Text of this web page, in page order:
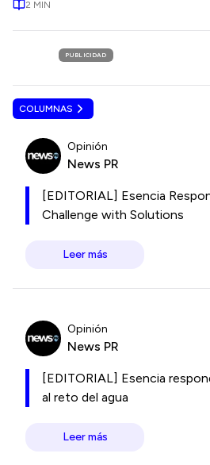
2 MIN
PUBLICIDAD
COLUMNAS
Opinión
News PR
[EDITORIAL] Esencia
Challenge with Solutions
Leer más
Opinión
News PR
[EDITORIAL] Esencia
al reto del agua
Leer más